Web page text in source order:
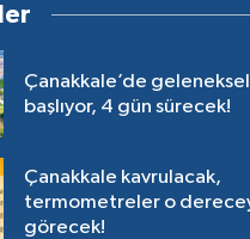
Çanakkale’de geleneksel
başlıyor, 4 gün sürecek!
Çanakkale kavrulacak,
termometreler o
görecek!